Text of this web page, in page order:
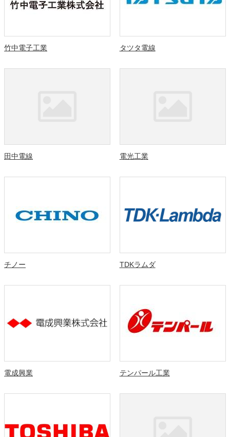
竹中電子工業 タツタ電線
田中電線 電光工業
チノー TDKラムダ
電成興業 テンパール工業